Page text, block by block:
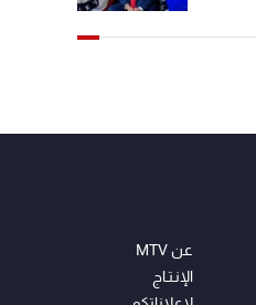
عن MTV
الإنـتـاج